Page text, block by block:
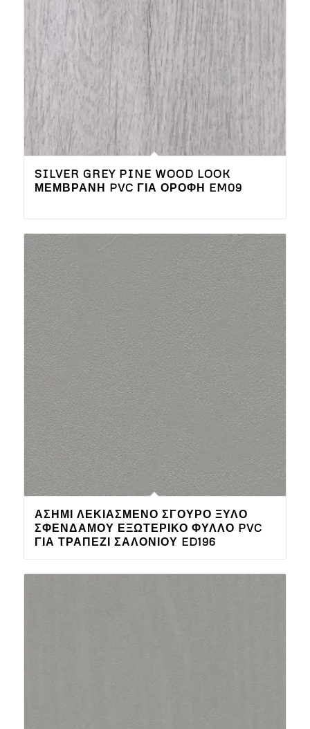
SILVER GREY PINE WOOD LOOK
ΜΕΜΒΡΆΝΗ PVC ΓΙΑ ΟΡΟΦΉ EM09
ΑΣΗΜΊ ΛΕΚΙΑΣΜΈΝΟ ΣΓΟΥΡΌ ΞΎΛΟ
ΣΦΕΝΔΆΜΟΥ ΕΞΩΤΕΡΙΚΌ ΦΎΛΛΟ PVC
ΓΙΑ ΤΡΑΠΈΖΙ ΣΑΛΟΝΙΟΎ ED196